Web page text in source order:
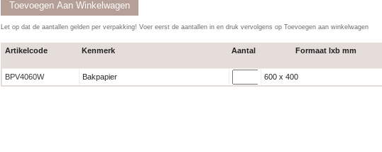
Let op dat de aantallen gelden per verpakking! Voer eerst de aantallen in en druk vervolgens op Toevoegen aan winkelwagen
Artikelcode Kenmerk Aantal Formaat lxb mm
BPV4060W Bakpapier 600 x 400